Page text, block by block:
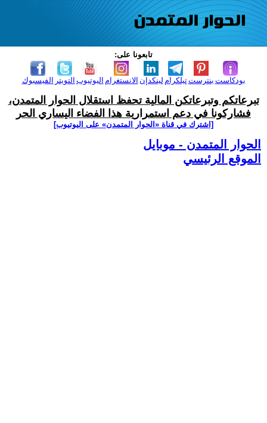
تابعونا على:
الفيسبوك التويتر اليوتيوب الانستغرام لينكدإن تيلكرامبنترست بودكاست
تبرعاتكم وتبرعاتكن المالية تحفظ استقلال الحوار المتمدن،
فشاركونا في دعم استمرارية هذا الفضاء اليساري الحر
[اشترك في قناة ‫«الحوار المتمدن» على اليوتيوب]
الحوار المتمدن - موبايل
الموقع الرئيسي